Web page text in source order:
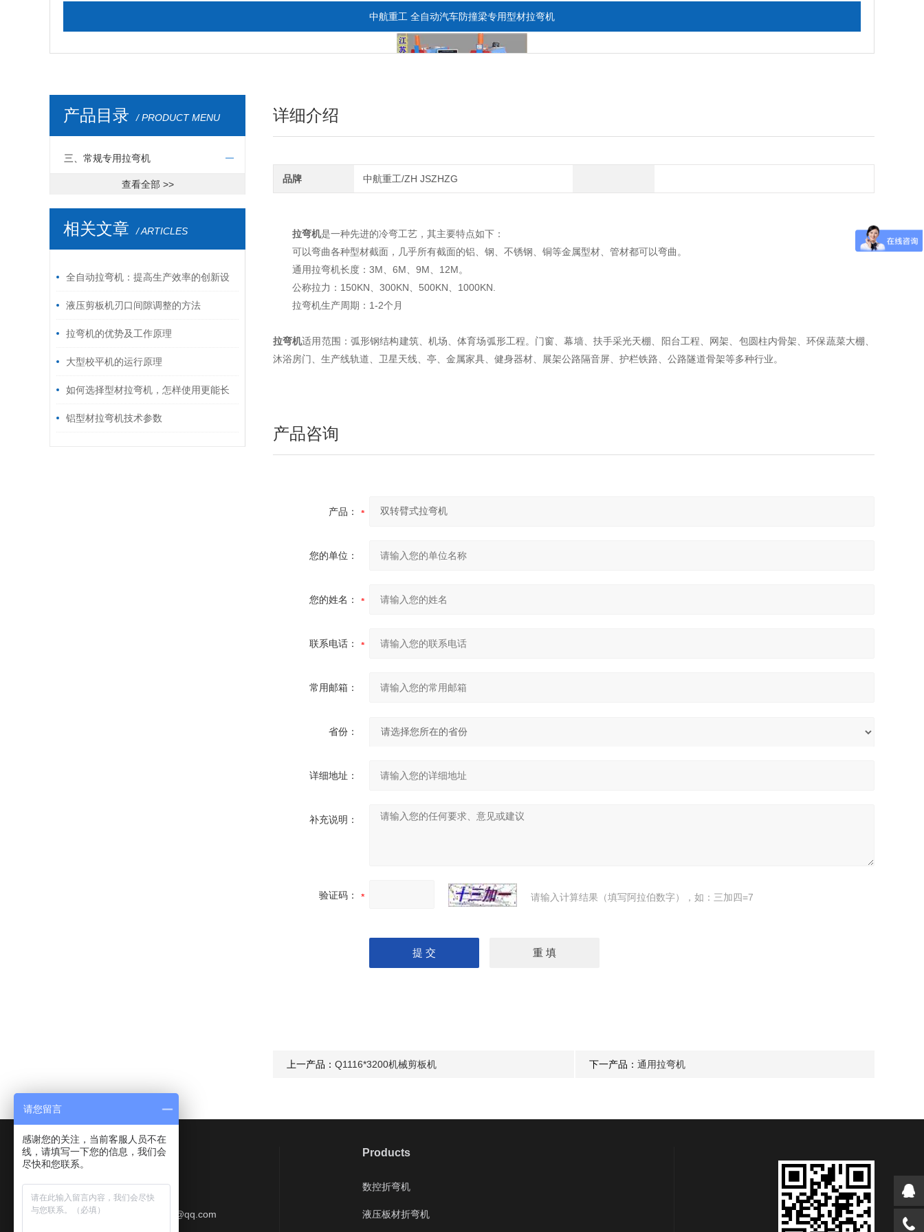
中航重工 全自动汽车防撞梁专用型材拉弯机
全自动CAD导图滚弯机
中航重工 大型拉弯机
江苏中航重工厂家定制四轴数控型材弯曲机
产品目录 / PRODUCT MENU
三、常规专用拉弯机
查看全部 >>
相关文章 / ARTICLES
全自动拉弯机：提高生产效率的创新设
备 液压剪板机刃口间隙调整的方法
拉弯机的优势及工作原理
大型校平机的运行原理
如何选择型材拉弯机，怎样使用更能长
久 铝型材拉弯机技术参数
详细介绍
品牌 中航重工/ZH JSZHZG
拉弯机是一种先进的冷弯工艺，其主要特点如下：
可以弯曲各种型材截面，几乎所有截面的铝、钢、不锈钢、铜等金属型材、管材都可以弯曲。
通用拉弯机长度：3M、6M、9M、12M。
公称拉力：150KN、300KN、500KN、1000KN.
拉弯机生产周期：1-2个月
拉弯机适用范围：弧形钢结构建筑、机场、体育场弧形工程。门窗、幕墙、扶手采光天棚、阳台工程、网架、包圆柱内骨架、环保蔬菜大棚、
沐浴房门、生产线轨道、卫星天线、亭、金属家具、健身器材、展架公路隔音屏、护栏铁路、公路隧道骨架等多种行业。
产品咨询
产品：
您的单位：
您的姓名：
联系电话：
常用邮箱：
省份：
详细地址：
补充说明：
验证码： 请输入计算结果（填写阿拉伯数字），如：三加四=7
上一产品： Q1116*3200机械剪板机 下一产品： 通用拉弯机
Contact Us
联系QQ：577513709
联系邮箱：412357997@qq.com
Products
数控折弯机
液压板材折弯机
请您留言
感谢您的关注，当前客服人员不在
线，请填写一下您的信息，我们会
尽快和您联系。